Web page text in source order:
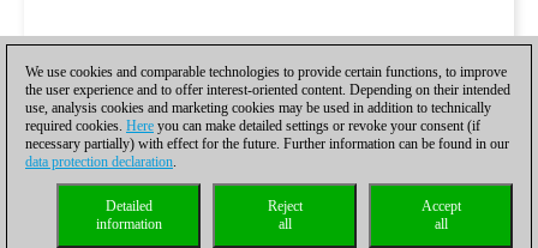
We use cookies and comparable technologies to provide certain functions, to improve
the user experience and to offer interest-oriented content. Depending on their intended
use, analysis cookies and marketing cookies may be used in addition to technically
required cookies. Here you can make detailed settings or revoke your consent (if
necessary partially) with effect for the future. Further information can be found in our
data protection declaration.
Accept
all
Reject
all
Detailed
information